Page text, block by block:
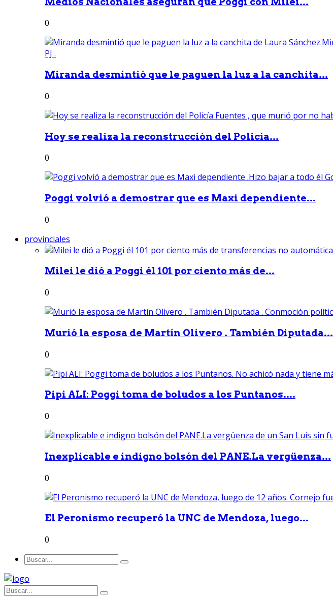
0
Miranda desmintió que le paguen la luz a la canchita...
0
Hoy se realiza la reconstrucción del Policía...
0
Poggi volvió a demostrar que es Maxi dependiente...
0
provinciales
Milei le dió a Poggi él 101 por ciento más de...
0
Murió la esposa de Martín Olivero . También Diputada...
0
Pipi ALI: Poggi toma de boludos a los Puntanos....
0
Inexplicable e indigno bolsón del PANE.La vergüenza...
0
El Peronismo recuperó la UNC de Mendoza, luego...
0